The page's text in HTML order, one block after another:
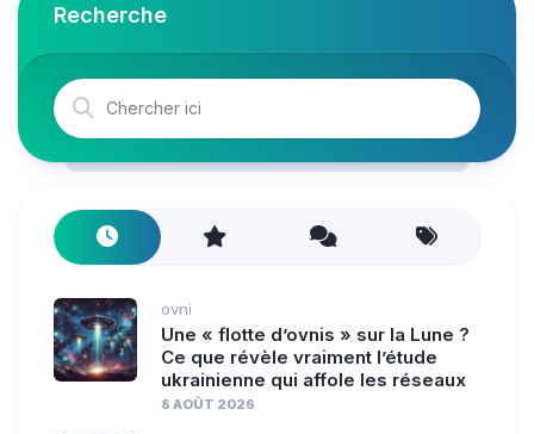
Recherche
ovni
Une « flotte d’ovnis » sur la Lune ?
Ce que révèle vraiment l’étude
ukrainienne qui affole les réseaux
8 AOÛT 2026